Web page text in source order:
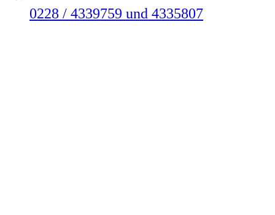
0228 / 433­9759 und 433­5807